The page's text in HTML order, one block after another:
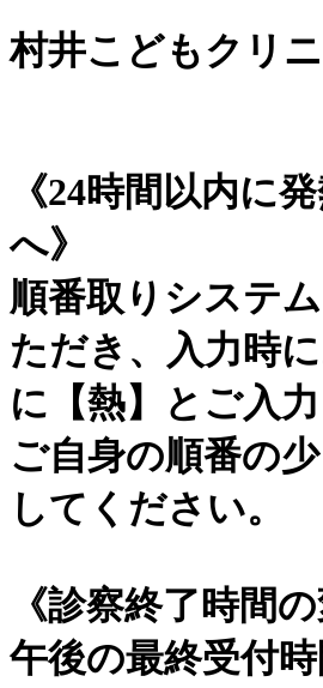
村井こどもクリ
《24時間以内に
へ》
順番取りシステ
ただき、入力時
に【熱】とご入力
ご自身の順番の
してください。
《診察終了時間の
午後の最終受付